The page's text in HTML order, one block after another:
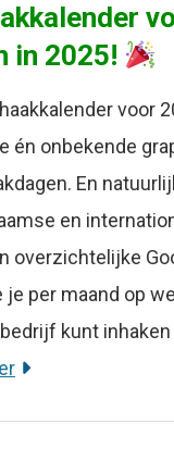
in 2025!
voor
én onbekende
En
en
overzichtelijke
je per maand op
kunt inhaken